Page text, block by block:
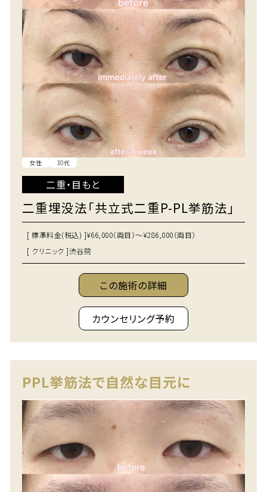
女性 30代
二重・目もと
二重埋没法「共立式二重P-PL挙筋法」
[ 標準料金(税込) ]¥66,000（両目）～¥286,000（両目）
[ クリニック ]渋谷院
この施術の詳細
カウンセリング予約
PPL挙筋法で自然な目元に